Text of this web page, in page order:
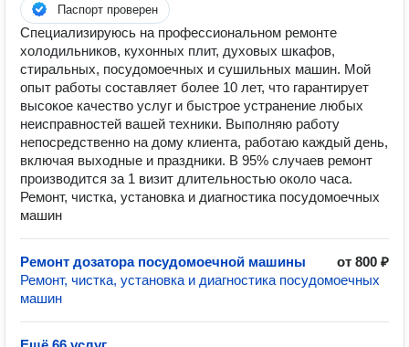
Паспорт проверен
Специализируюсь на профессиональном ремонте
холодильников, кухонных плит, духовых шкафов,
стиральных, посудомоечных и сушильных машин. Мой
опыт работы составляет более 10 лет, что гарантирует
высокое качество услуг и быстрое устранение любых
неисправностей вашей техники. Выполняю работу
непосредственно на дому клиента, работаю каждый день,
включая выходные и праздники. В 95% случаев ремонт
производится за 1 визит длительностью около часа.
Ремонт, чистка, установка и диагностика посудомоечных
машин
Ремонт дозатора посудомоечной машины
от 800 ₽
Ремонт, чистка, установка и диагностика посудомоечных
машин